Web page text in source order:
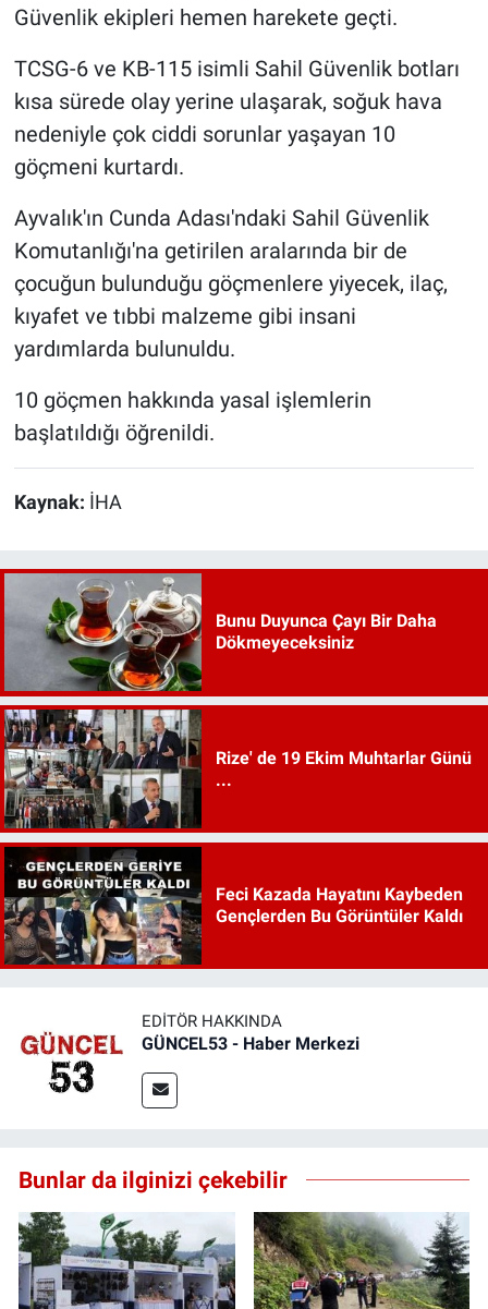
Güvenlik ekipleri hemen harekete geçti.
TCSG-6 ve KB-115 isimli Sahil Güvenlik botları
kısa sürede olay yerine ulaşarak, soğuk hava
nedeniyle çok ciddi sorunlar yaşayan 10
göçmeni kurtardı.
Ayvalık'ın Cunda Adası'ndaki Sahil Güvenlik
Komutanlığı'na getirilen aralarında bir de
çocuğun bulunduğu göçmenlere yiyecek, ilaç,
kıyafet ve tıbbi malzeme gibi insani
yardımlarda bulunuldu.
10 göçmen hakkında yasal işlemlerin
başlatıldığı öğrenildi.
Kaynak: İHA
Bunu Duyunca Çayı Bir Daha
Dökmeyeceksiniz
Rize' de 19 Ekim Muhtarlar Günü
...
Feci Kazada Hayatını Kaybeden
Gençlerden Bu Görüntüler Kaldı
EDITÖR HAKKINDA
GÜNCEL53 - Haber Merkezi
Bunlar da ilginizi çekebilir